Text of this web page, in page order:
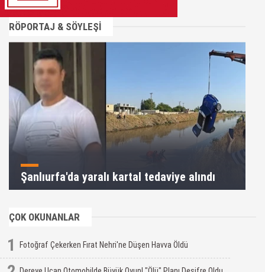
RÖPORTAJ & SÖYLEŞİ
Şanlıurfa'da yaralı kartal tedaviye alındı
ÇOK OKUNANLAR
1 Fotoğraf Çekerken Fırat Nehri'ne Düşen Havva Öldü